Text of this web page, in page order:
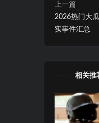
上一篇
2026热门大
实事件汇总
相关推